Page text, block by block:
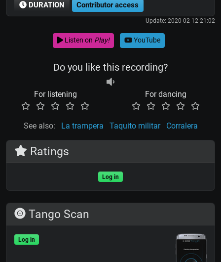
DURATION Contributor access
Update: 2020-02-12 21:02
Listen on Play! YouTube
Do you like this recording?
For listening For dancing
See also: La trampera Taquito militar Corralera
Ratings
Log in
Tango Scan
Log in